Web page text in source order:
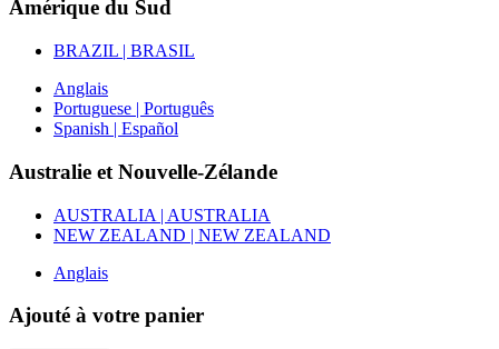
Amérique du Sud
BRAZIL | BRASIL
Anglais
Portuguese | Português
Spanish | Español
Australie et Nouvelle-Zélande
AUSTRALIA | AUSTRALIA
NEW ZEALAND | NEW ZEALAND
Anglais
Ajouté à votre panier